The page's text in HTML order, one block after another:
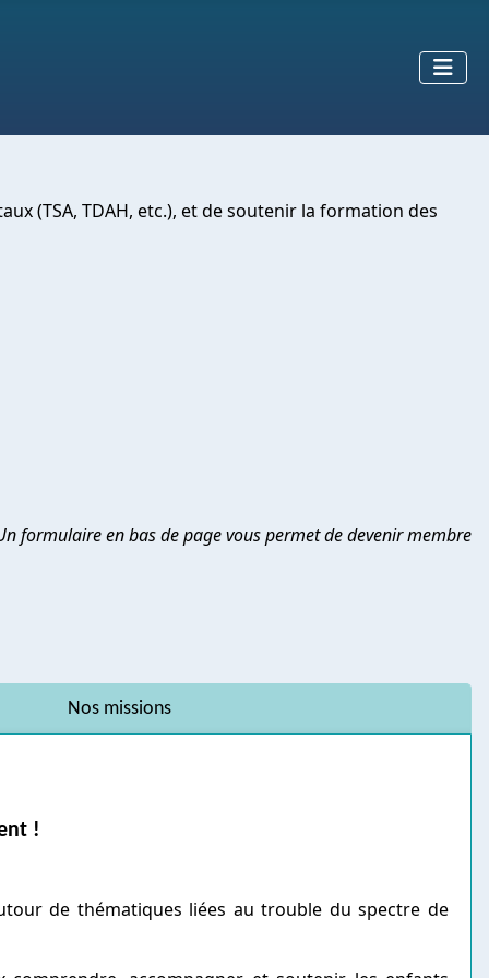
(TSA, TDAH, etc.), et de soutenir la formation des
formulaire en bas de page vous permet de devenir membre
Nos missions
!
de thématiques liées au trouble du spectre de